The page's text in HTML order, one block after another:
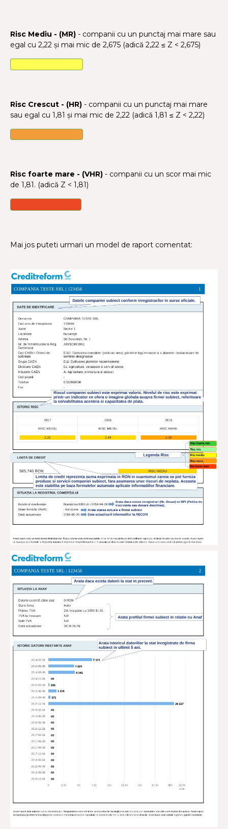
Risc Mediu - (MR) - companii cu un punctaj mai mare sau
egal cu 2,22 și mai mic de 2,675 (adică 2,22 ≤ Z < 2,675)
Risc Crescut - (HR) - companii cu un punctaj mai mare
sau egal cu 1,81 și mai mic de 2,22 (adică 1,81 ≤ Z < 2,22)
Risc foarte mare - (VHR) - companii cu un scor mai mic
de 1,81. (adică Z < 1,81)
Mai jos puteti urmari un model de raport comentat: